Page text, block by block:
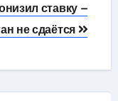
ставку –
не сдаётся